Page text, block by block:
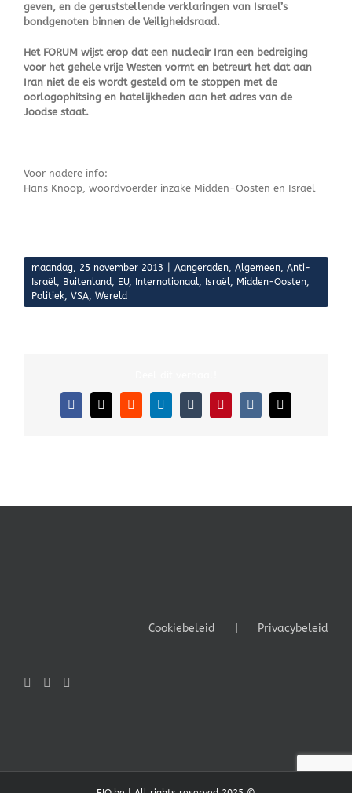
geven, en de geruststellende verklaringen van Israel’s
bondgenoten binnen de Veiligheidsraad.
Het FORUM wijst erop dat een nucleair Iran een bedreiging
voor het gehele vrije Westen vormt en betreurt het dat aan
Iran niet de eis wordt gesteld om te stoppen met de
oorlogophitsing en hatelijkheden aan het adres van de
Joodse staat.
Voor nadere info:
Hans Knoop, woordvoerder inzake Midden-Oosten en Israël
maandag, 25 november 2013 Aangeraden, Algemeen, Anti-
Israël, Buitenland, EU, Internationaal, Israël, Midden-Oosten,
Politiek, VSA, Wereld
Facebook
X RedditLinkedInTumblrPinterestVk
E-
mail
Cookiebeleid Privacybeleid